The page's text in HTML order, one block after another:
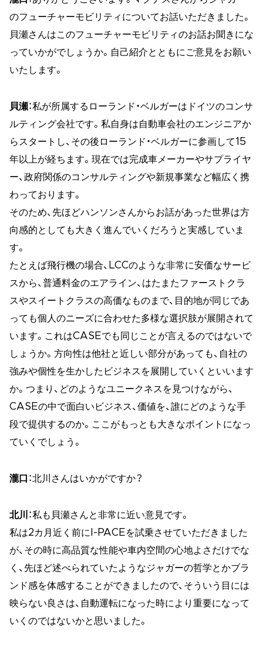
のフューチャーモビリティについてお話いただきました。
貝瀬さんはこのフューチャーモビリティのお話お聞きにな
っていかがでしょうか。自己紹介とともにご意見をお願い
いたします。
貝瀬：私が所属するローランド・ベルガーはドイツのコンサ
ルティング会社です。私自身は自動車会社のエンジニアか
らスタートし、その後ローランド・ベルガーに参画して15
年以上が経ちます。現在では完成車メーカーやサプライヤ
ー、政府関係のコンサルティングや新規事業など幅広く携
わっております。
そのため、先ほどハンソンさんからお話があった世界は方
向感的としても大きく進んでいくだろうと実感していま
す。
たとえば飛行機の場合、LCCのような非常に安価なサービ
スから、普通料金のエアライン、はたまたファーストクラ
スやスイートクラスの高価なものまで、目的地が同じであ
っても個人のニーズに合わせた多様な選択肢が展開されて
います。これはCASEでも同じことが言えるのではないで
しょうか。方向性は他社と近しい部分があっても、自社の
強みや個性を生かしたビジネスを展開していくといいます
か。つまり、どのようなユニークネスを見つけながら、
CASEの中で面白いビジネス、価値を、誰にどのような手
段で提供するのか。ここがもっとも大きなポイントになっ
ていくでしょう。
瀧口 ：北川さんはいかがですか？
北川
：私も貝瀬さんと非常に近い意見です。
私は2カ月近く前にI-PACEを試乗させていただきました
が、その時に高品質な性能や車内空間の心地よさだけでな
く、先ほど述べられていたようなジャガーの哲学とかブラ
ンド感を体感することができましたので、そういう目には
映らない良さは、自動運転になった時により重要になって
いくのではないかと思いました。